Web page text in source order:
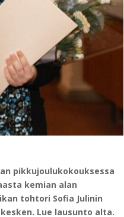
pikkujoulukokouksessa
kemian alan
tohtori Sofia Julinin
Lue lausunto alta.